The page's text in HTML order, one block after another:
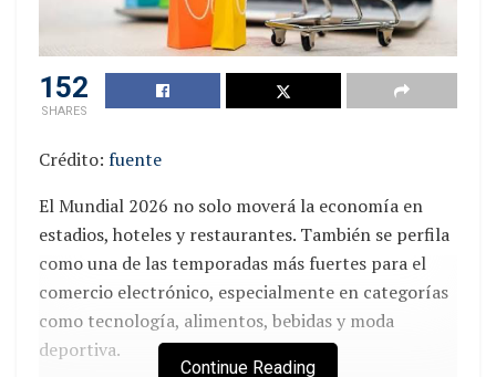
152
SHARES
Crédito: fuente
El Mundial 2026 no solo moverá la economía en
estadios, hoteles y restaurantes. También se perfila
como una de las temporadas más fuertes para el
comercio electrónico, especialmente en categorías
como tecnología, alimentos, bebidas y moda
deportiva.
Continue Reading